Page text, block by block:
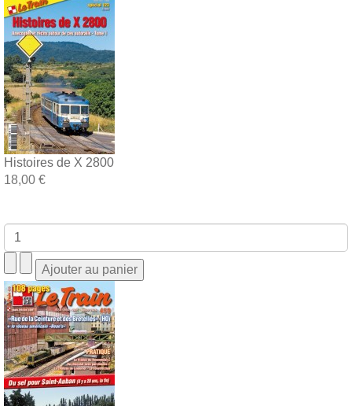
Histoires de X 2800
18,00 €